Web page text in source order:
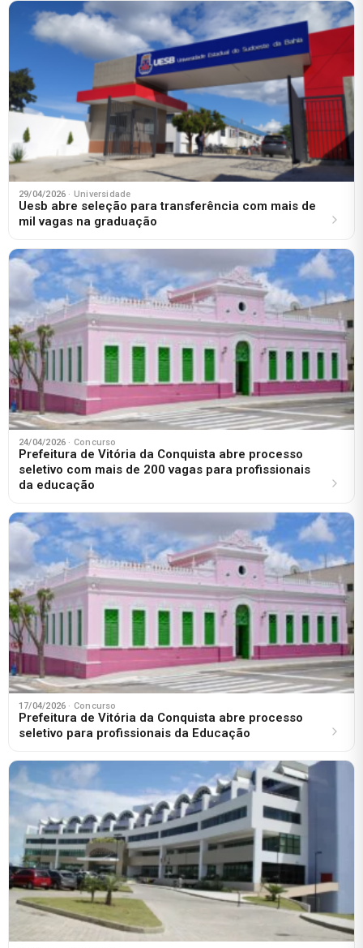
29/04/2026 · Universidade
Uesb abre seleção para transferência com mais de
mil vagas na graduação
24/04/2026 · Concurso
Prefeitura de Vitória da Conquista abre processo
seletivo com mais de 200 vagas para profissionais
da educação
17/04/2026 · Concurso
Prefeitura de Vitória da Conquista abre processo
seletivo para profissionais da Educação